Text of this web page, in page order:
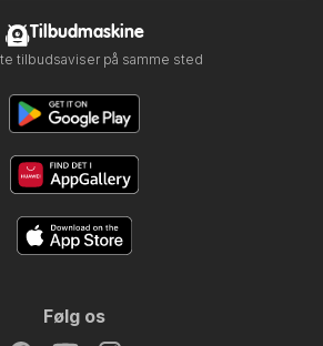
Tilbudmaskine
tilbudsaviser på samme sted
Følg os